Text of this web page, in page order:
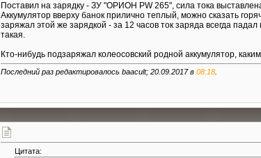
Поставил на зарядку - ЗУ "ОРИОН PW 265", сила тока
Аккумулятор вверху банок прилично теплый, можно сказать
заряжал этой же зарядкой - за 12 часов ток заряда всегда
такая.
Кто-нибудь подзаряжал колеосовский родной аккумулятор,
Последний раз редактировалось baacult; 20.09.2017 в 08:18
Цитата: